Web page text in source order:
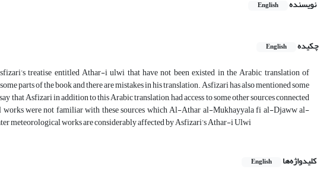
نویسنده English
چکیده
English
treatise entitled Athar-i ulwi that have not been existed in the Arabic translation of
parts of the book and there are mistakes in his translation. Asfizari has also mentioned some
that Asfizari in addition to this Arabic translation, had access to some other sources connected
works were not familiar with these sources which Al-Athar al-Mukhayyala fi al-Djaww al-
meteorological works are considerably affected by Asfizari’s Athar-i Ulwi
کلیدواژه‌ها English